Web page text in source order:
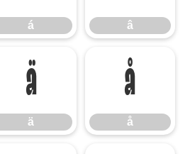
á â
ä
ä
å
å